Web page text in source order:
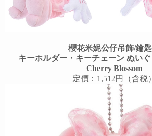
櫻花米妮公仔吊飾/鑰
キーホルダー・キーチェーン ぬい
Cherry Blossom
定價：1,512円（含税）